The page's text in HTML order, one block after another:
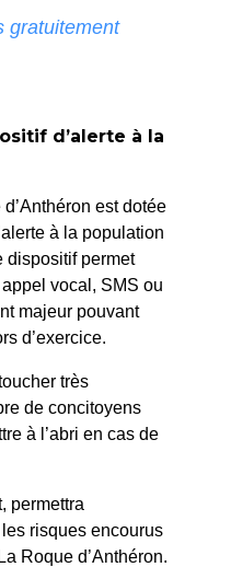
TRACTEUR
SUIV
LA CONVENTION DE
SILVACANE EN DATE
COMMUNE DE LA
ET LE BÉNÉFICIAIRE
gratuitement
d’alerte à la
est dotée
à la population
dispositif permet
vocal, SMS ou
majeur pouvant
d’exercice.
très
de concitoyens
à l’abri en cas de
permettra
risques encourus
Roque d’Anthéron.